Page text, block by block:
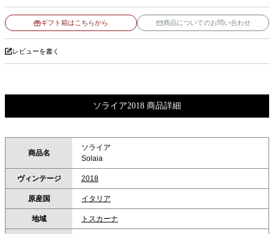
ギフト箱はこちらから 商品についてのお問い合わせ
レビューを書く
ソライア2018 商品詳細
商品名
ソライア
Solaia
ヴィンテージ 2018
原産国 イタリア
地域 トスカーナ